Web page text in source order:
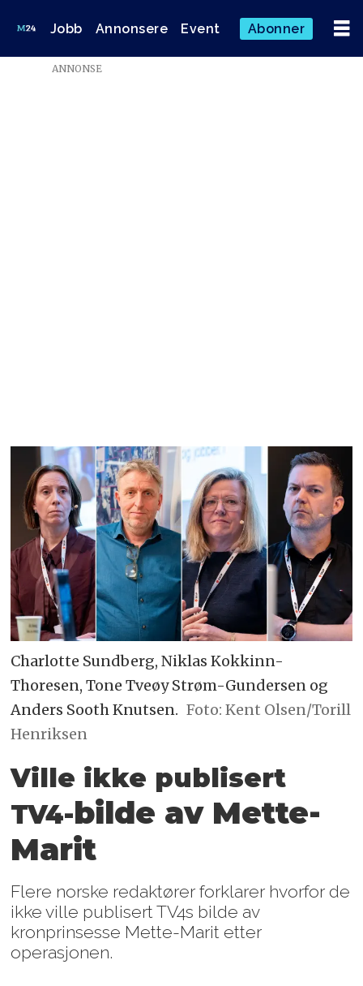
Jobb Annonsere Event Abonner
ANNONSE
Charlotte Sundberg, Niklas Kokkinn-
Thoresen, Tone Tveøy Strøm-Gundersen og
Anders Sooth Knutsen. Foto: Kent Olsen/Torill
Henriksen
Ville ikke publisert
TV4-bilde av Mette-
Marit
Flere norske redaktører forklarer hvorfor de
ikke ville publisert TV4s bilde av
kronprinsesse Mette-Marit etter
operasjonen.